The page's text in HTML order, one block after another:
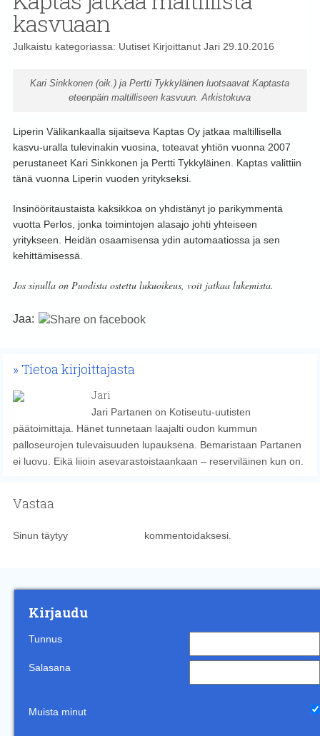
kasvuaan
Julkaistu kategoriassa: UutisetKirjoittanut Jari29.10.2016
Kari Sinkkonen (oik.) ja Pertti Tykkyläinen luotsaavat Kaptasta
eteenpäin maltilliseen kasvuun. Arkistokuva
Liperin Välikankaalla sijaitseva Kaptas Oy jatkaa maltillisella
kasvu-uralla tulevinakin vuosina, toteavat yhtiön vuonna 2007
perustaneet Kari Sinkkonen ja Pertti Tykkyläinen. Kaptas valittiin
tänä vuonna Liperin vuoden yritykseksi.
Insinööritaustaista kaksikkoa on yhdistänyt jo parikymmentä
vuotta Perlos, jonka toimintojen alasajo johti yhteiseen
yritykseen. Heidän osaamisensa ydin automaatiossa ja sen
kehittämisessä.
Jos sinulla on Puodista ostettu lukuoikeus, voit jatkaa lukemista.
Jaa:
Tietoa kirjoittajasta
Jari
Jari Partanen on Kotiseutu-uutisten
päätoimittaja. Hänet tunnetaan laajalti oudon kummun
palloseurojen tulevaisuuden lupauksena. Bemaristaan Partanen
ei luovu. Eikä liioin asevarastoistaankaan – reserviläinen kun on.
Vastaa
Sinun täytyy kommentoidaksesi.
Kirjaudu
Tunnus
Salasana
Muista minut